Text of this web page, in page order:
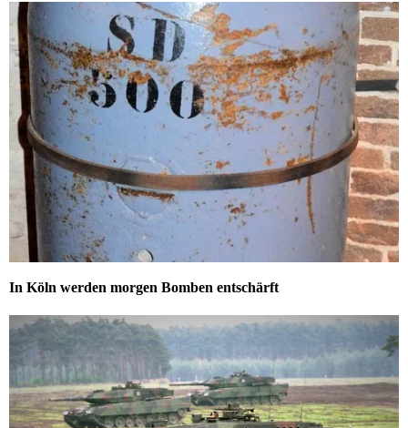
In Köln werden morgen Bomben entschärft